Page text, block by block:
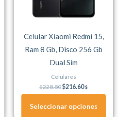
Celular Xiaomi Redmi 15,
Ram 8 Gb, Disco 256 Gb
Dual Sim
Celulares
$228.80$216.60$
Seleccionar opciones
Las
opciones
pueden
elegir
en
la
página
producto